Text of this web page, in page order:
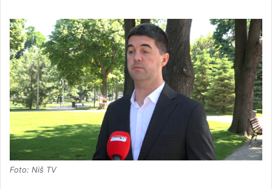
Foto: Niš TV